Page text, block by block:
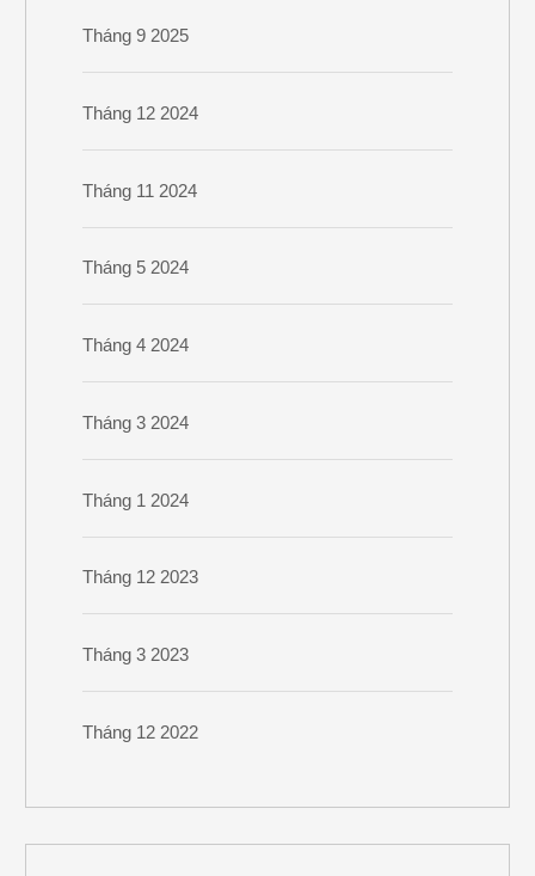
Tháng 9 2025
Tháng 12 2024
Tháng 11 2024
Tháng 5 2024
Tháng 4 2024
Tháng 3 2024
Tháng 1 2024
Tháng 12 2023
Tháng 3 2023
Tháng 12 2022